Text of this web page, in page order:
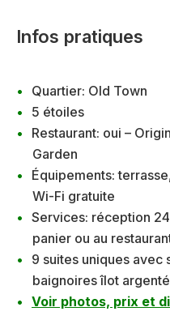
Infos pratiques
Quartier: Old Town
5 étoiles
Restaurant: oui –
Garden
Équipements:
Wi-Fi gratuite
Services: réception
panier ou au
9 suites uniques avec
baignoires îlot
Voir photos, prix et